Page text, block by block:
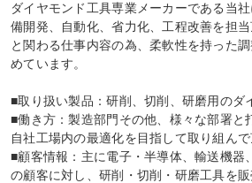
ダイヤモンド工具専業メーカーである当
備開発、自動化、省力化、工程改善を担
と関わる仕事内容の為、柔軟性を持った
めています。
■取り扱い製品：研削、切削、研磨用のダ
■働き方：製造部門その他、様々な部署と
自社工場内の最適化を目指して取り組んで
■顧客情報：主に電子・半導体、輸送機器
の顧客に対し、研削・切削・研磨工具を販